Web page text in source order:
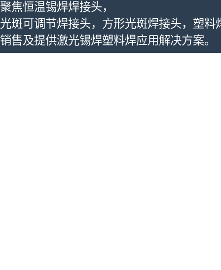
聚焦恒温锡焊焊接头，
光斑可调节焊接头，方形光斑焊接头，塑料
销售及提供激光锡焊塑料焊应用解决方案。